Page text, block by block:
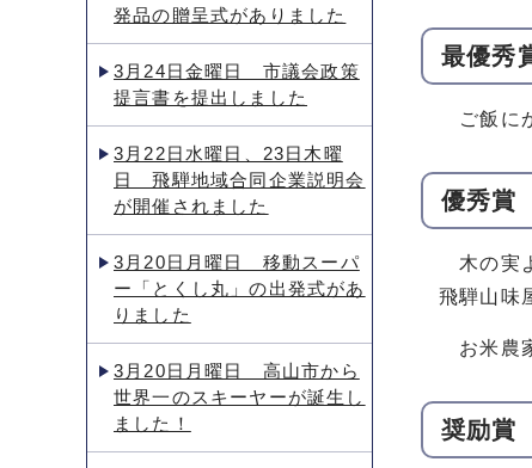
最優秀
ご飯に
優秀賞
木の実
飛騨山味
お米農
奨励賞
発品の贈呈式がありました
3月24日金曜日 市議会政策
提言書を提出しました
3月22日水曜日、23日木曜
日 飛騨地域合同企業説明会
が開催されました
3月20日月曜日 移動スーパ
ー「とくし丸」の出発式があ
りました
3月20日月曜日 高山市から
世界一のスキーヤーが誕生し
ました！